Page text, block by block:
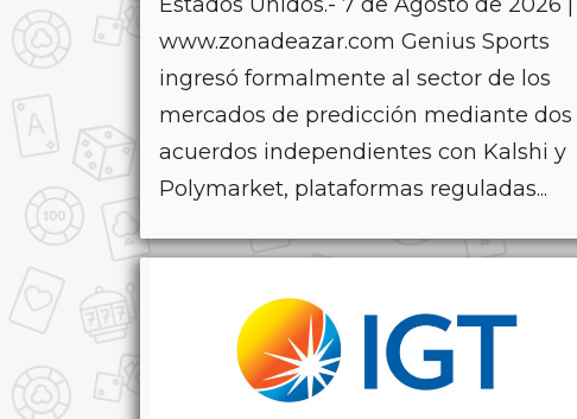
www.zonadeazar.com Genius Sports
ingresó formalmente al sector de los
mercados de predicción mediante dos
acuerdos independientes con Kalshi y
Polymarket, plataformas reguladas...